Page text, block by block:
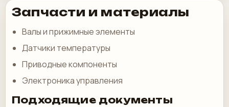
Запчасти и материалы
Валы и прижимные элементы
Датчики температуры
Приводные компоненты
Электроника управления
Подходящие документы